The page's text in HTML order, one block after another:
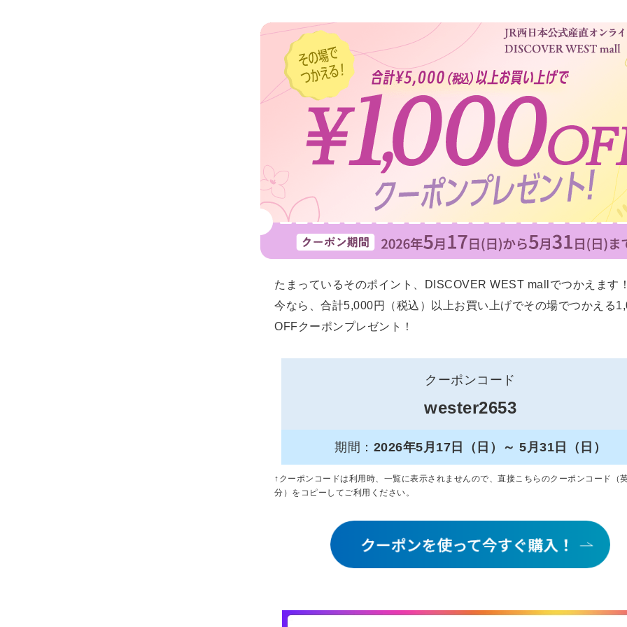
たまっているそのポイント、DISCOVER WEST mallでつかえます
今なら、合計5,000円（税込）以上お買い上げでその場でつかえる
OFFクーポンプレゼント！
クーポンコード
wester2653
期間： 2026年5月17日（日）～ 5月31日（日）
↑クーポンコードは利用時、一覧に表示されませんので、直接こちらのクーポンコード（
分）をコピーしてご利用ください。